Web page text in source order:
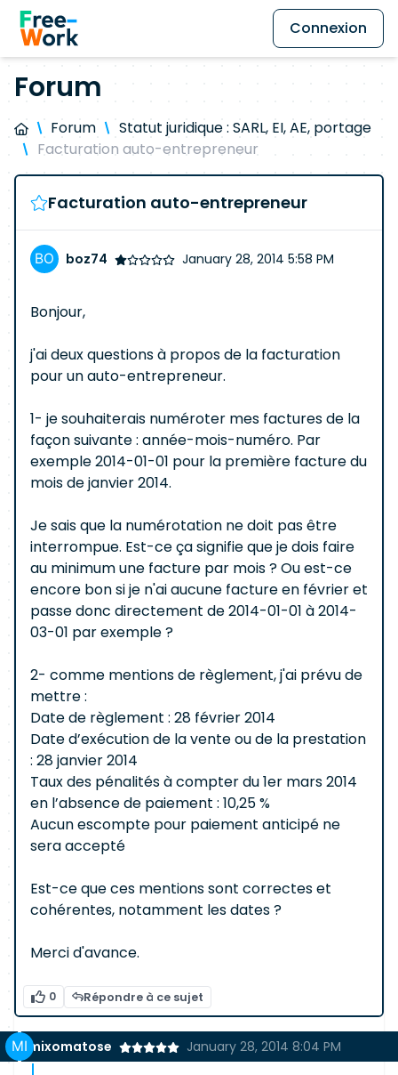
Connexion
Forum
Forum
Statut juridique : SARL, EI, AE, portage
Facturation auto-entrepreneur
Facturation auto-entrepreneur
boz74 January 28, 2014 5:58 PM
Bonjour,
j'ai deux questions à propos de la facturation
pour un auto-entrepreneur.
1- je souhaiterais numéroter mes factures de la
façon suivante : année-mois-numéro. Par
exemple 2014-01-01 pour la première facture du
mois de janvier 2014.
Je sais que la numérotation ne doit pas être
interrompue. Est-ce ça signifie que je dois faire
au minimum une facture par mois ? Ou est-ce
encore bon si je n'ai aucune facture en février et
passe donc directement de 2014-01-01 à 2014-
03-01 par exemple ?
2- comme mentions de règlement, j'ai prévu de
mettre :
Date de règlement : 28 février 2014
Date d’exécution de la vente ou de la prestation
: 28 janvier 2014
Taux des pénalités à compter du 1er mars 2014
en l’absence de paiement : 10,25 %
Aucun escompte pour paiement anticipé ne
sera accepté
Est-ce que ces mentions sont correctes et
cohérentes, notamment les dates ?
Merci d'avance.
0 Répondre à ce sujet
mixomatose January 28, 2014 8:04 PM